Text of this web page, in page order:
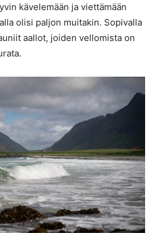
kävelemään ja viettämään
olisi paljon muitakin. Sopivalla
aallot, joiden vellomista on